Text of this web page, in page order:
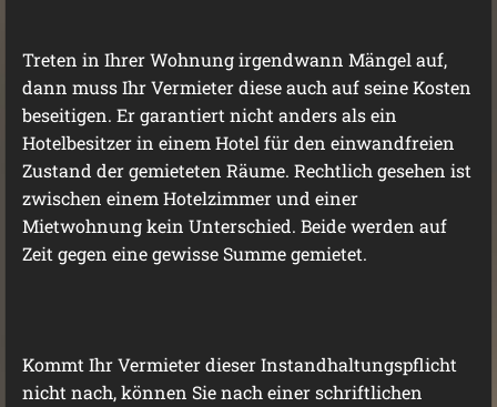
Treten in Ihrer Wohnung irgendwann Mängel auf,
dann muss Ihr Vermieter diese auch auf seine Kosten
beseitigen. Er garantiert nicht anders als ein
Hotelbesitzer in einem Hotel für den einwandfreien
Zustand der gemieteten Räume. Rechtlich gesehen ist
zwischen einem Hotelzimmer und einer
Mietwohnung kein Unterschied. Beide werden auf
Zeit gegen eine gewisse Summe gemietet.
Kommt Ihr Vermieter dieser Instandhaltungspflicht
nicht nach, können Sie nach einer schriftlichen